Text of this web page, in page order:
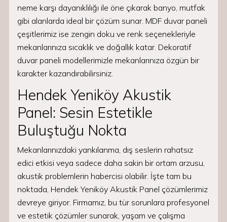
neme karşı dayanıklılığı ile öne çıkarak banyo, mutfak
gibi alanlarda ideal bir çözüm sunar. MDF duvar paneli
çeşitlerimiz ise zengin doku ve renk seçenekleriyle
mekanlarınıza sıcaklık ve doğallık katar. Dekoratif
duvar paneli modellerimizle mekanlarınıza özgün bir
karakter kazandırabilirsiniz.
Hendek Yeniköy Akustik
Panel: Sesin Estetikle
Buluştuğu Nokta
Mekanlarınızdaki yankılanma, dış seslerin rahatsız
edici etkisi veya sadece daha sakin bir ortam arzusu,
akustik problemlerin habercisi olabilir. İşte tam bu
noktada, Hendek Yeniköy Akustik Panel çözümlerimiz
devreye giriyor. Firmamız, bu tür sorunlara profesyonel
ve estetik çözümler sunarak, yaşam ve çalışma